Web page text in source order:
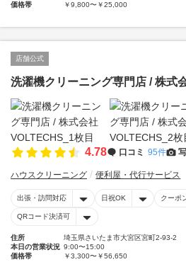
価格帯
￥9,800〜￥25,000
店舗公式
洗濯機クリーニング専門店 / 株式
4.78 口コミ 95件
ハウスクリーニング 便利屋・代行サービス
出張・訪問対応 日祝OK クーポ
QRコード決済可
住所
埼玉県さいたま市大宮区宮町2-93-2
本日の営業状況 9:00〜15:00
価格帯
￥3,300〜￥56,650